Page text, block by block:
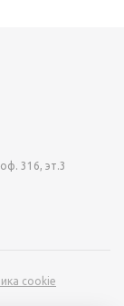
316, эт.3
cookie